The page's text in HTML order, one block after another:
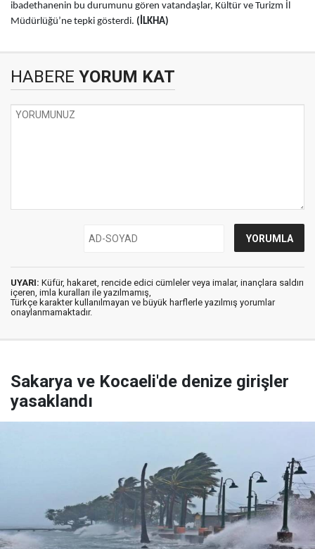
ibadethanenin bu durumunu gören vatandaşlar, Kültür ve Turizm İl
Müdürlüğü’ne tepki gösterdi. (İLKHA)
HABERE YORUM KAT
UYARI: Küfür, hakaret, rencide edici cümleler veya imalar, inançlara saldırı
içeren, imla kuralları ile yazılmamış,
Türkçe karakter kullanılmayan ve büyük harflerle yazılmış yorumlar
onaylanmamaktadır.
Sakarya ve Kocaeli'de denize girişler
yasaklandı